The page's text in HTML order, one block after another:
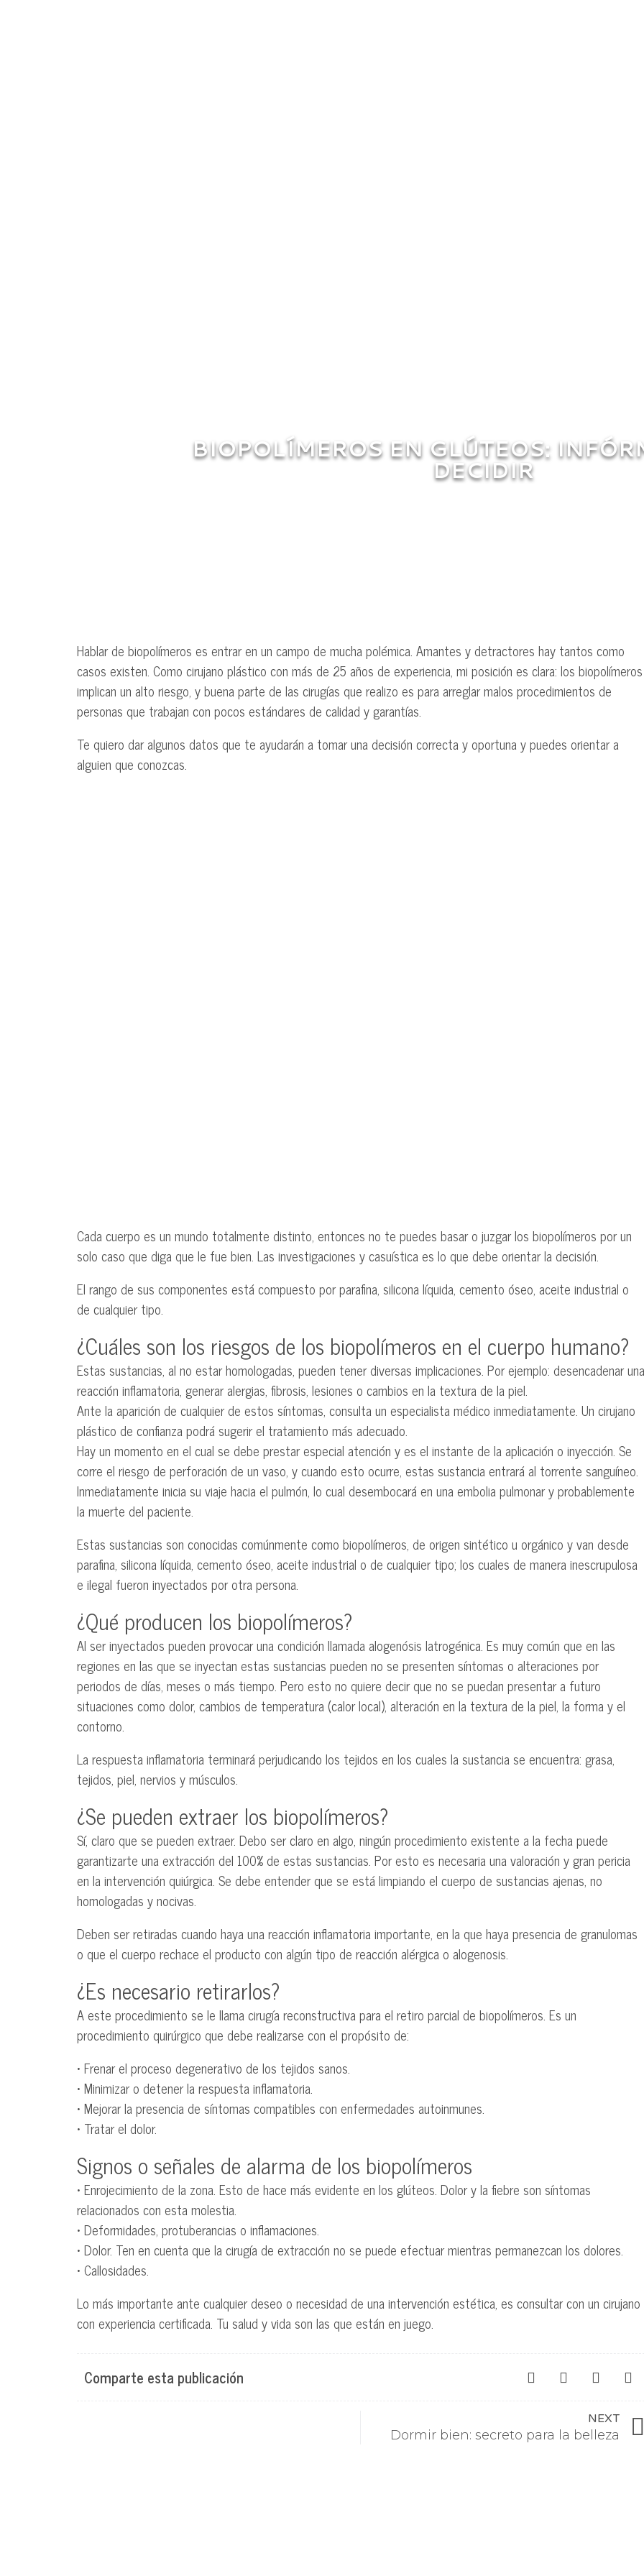
BIOPOLÍMEROS EN GLÚTEOS:
DECIDIR
Hablar de biopolímeros es entrar en un campo de mucha polémica. Amantes y detractores hay tantos como
casos existen. Como cirujano plástico con más de 25 años de experiencia, mi posición es clara: los biopolímeros
implican un alto riesgo, y buena parte de las cirugías que realizo es para arreglar malos procedimientos de
personas que trabajan con pocos estándares de calidad y garantías.
Te quiero dar algunos datos que te ayudarán a tomar una decisión correcta y oportuna y puedes orientar a
alguien que conozcas.
Cada cuerpo es un mundo totalmente distinto, entonces no te puedes basar o juzgar los biopolímeros por un
solo caso que diga que le fue bien. Las investigaciones y casuística es lo que debe orientar la decisión.
El rango de sus componentes está compuesto por parafina, silicona líquida, cemento óseo, aceite industrial o
de cualquier tipo.
¿Cuáles son los riesgos de los biopolímeros en el cuerpo humano?
Estas sustancias, al no estar homologadas, pueden tener diversas implicaciones. Por ejemplo: desencadenar una
reacción inflamatoria, generar alergias, fibrosis, lesiones o cambios en la textura de la piel.
Ante la aparición de cualquier de estos síntomas, consulta un especialista médico inmediatamente. Un cirujano
plástico de confianza podrá sugerir el tratamiento más adecuado.
Hay un momento en el cual se debe prestar especial atención y es el instante de la aplicación o inyección. Se
corre el riesgo de perforación de un vaso, y cuando esto ocurre, estas sustancia entrará al torrente sanguíneo.
Inmediatamente inicia su viaje hacia el pulmón, lo cual desembocará en una embolia pulmonar y probablemente
la muerte del paciente.
Estas sustancias son conocidas comúnmente como biopolímeros, de origen sintético u orgánico y van desde
parafina, silicona líquida, cemento óseo, aceite industrial o de cualquier tipo; los cuales de manera inescrupulosa
e ilegal fueron inyectados por otra persona.
¿Qué producen los biopolímeros?
Al ser inyectados pueden provocar una condición llamada alogenósis Iatrogénica. Es muy común que en las
regiones en las que se inyectan estas sustancias pueden no se presenten síntomas o alteraciones por
periodos de días, meses o más tiempo. Pero esto no quiere decir que no se puedan presentar a futuro
situaciones como dolor, cambios de temperatura (calor local), alteración en la textura de la piel, la forma y el
contorno.
La respuesta inflamatoria terminará perjudicando los tejidos en los cuales la sustancia se encuentra: grasa,
tejidos, piel, nervios y músculos.
¿Se pueden extraer los biopolímeros?
Sí, claro que se pueden extraer. Debo ser claro en algo, ningún procedimiento existente a la fecha puede
garantizarte una extracción del 100% de estas sustancias. Por esto es necesaria una valoración y gran pericia
en la intervención quiúrgica. Se debe entender que se está limpiando el cuerpo de sustancias ajenas, no
homologadas y nocivas.
Deben ser retiradas cuando haya una reacción inflamatoria importante, en la que haya presencia de granulomas
o que el cuerpo rechace el producto con algún tipo de reacción alérgica o alogenosis.
¿Es necesario retirarlos?
A este procedimiento se le llama cirugía reconstructiva para el retiro parcial de biopolímeros. Es un
procedimiento quirúrgico que debe realizarse con el propósito de:
• Frenar el proceso degenerativo de los tejidos sanos.
• Minimizar o detener la respuesta inflamatoria.
• Mejorar la presencia de síntomas compatibles con enfermedades autoinmunes.
• Tratar el dolor.
Signos o señales de alarma de los biopolímeros
• Enrojecimiento de la zona. Esto de hace más evidente en los glúteos. Dolor y la fiebre son síntomas
relacionados con esta molestia.
• Deformidades, protuberancias o inflamaciones.
• Dolor. Ten en cuenta que la cirugía de extracción no se puede efectuar mientras permanezcan los dolores.
• Callosidades.
Lo más importante ante cualquier deseo o necesidad de una intervención estética, es consultar con un cirujano
con experiencia certificada. Tu salud y vida son las que están en juego.
Comparte esta publicación
NEXT
Dormir bien: secreto para la belleza